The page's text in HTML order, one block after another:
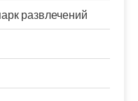
развлечений